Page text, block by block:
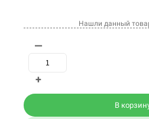
Нашли данный
—
+
В